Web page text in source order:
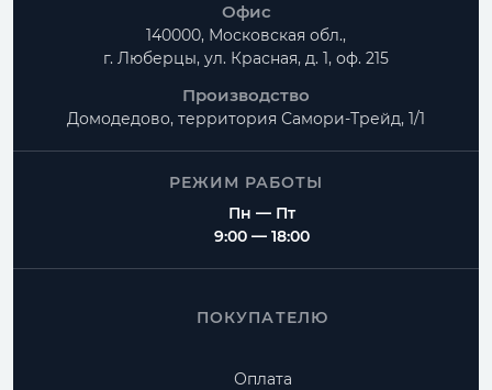
Офис
140000, Московская обл.,
г. Люберцы, ул. Красная, д. 1, оф. 215
Производство
Домодедово, территория Самори-Трейд, 1/1
РЕЖИМ РАБОТЫ
Пн — Пт
9:00 — 18:00
ПОКУПАТЕЛЮ
Оплата